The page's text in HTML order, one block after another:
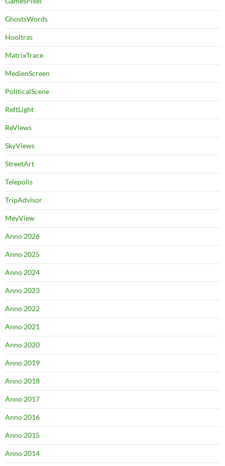
GhostsWords
Hooltras
MatrixTrace
MedienScreen
PoliticalScene
ReftLight
ReViews
SkyViews
StreetArt
Telepolis
TripAdvisor
MeyView
Anno 2026
Anno 2025
Anno 2024
Anno 2023
Anno 2022
Anno 2021
Anno 2020
Anno 2019
Anno 2018
Anno 2017
Anno 2016
Anno 2015
Anno 2014